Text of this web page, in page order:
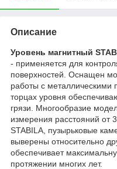
Описание
Уровень магнитный
- применяется для
поверхностей. Оснащен
работы с металлическими
торцах уровня
грязи. Многообразие
измерения расстояний от
STABILA, пузырьковые
выверены относительно
обеспечивает
протяжении многих лет.